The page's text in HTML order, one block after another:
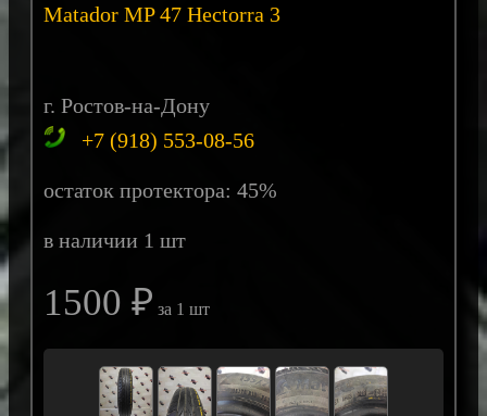
Matador MP 47 Hectorra 3
г. Ростов-на-Дону
+7 (918) 553-08-56
остаток протектора: 45%
в наличии 1 шт
1500 ₽ за 1 шт